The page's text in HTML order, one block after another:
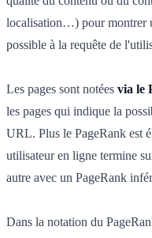
localisation…) pour montrer
possible à la requête de
Les pages sont notées via le
les pages qui indique la
URL. Plus le PageRank est
utilisateur en ligne termine
autre avec un PageRank
Dans la notation du